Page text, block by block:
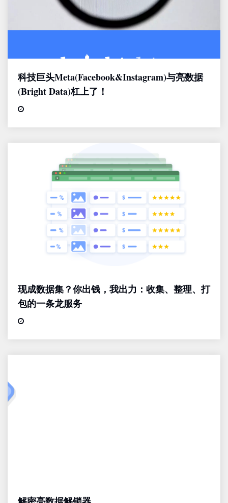
科技巨头Meta(Facebook&Instagram)与亮数据
(Bright Data)杠上了！
现成数据集？你出钱，我出力：收集、整理、打
包的一条龙服务